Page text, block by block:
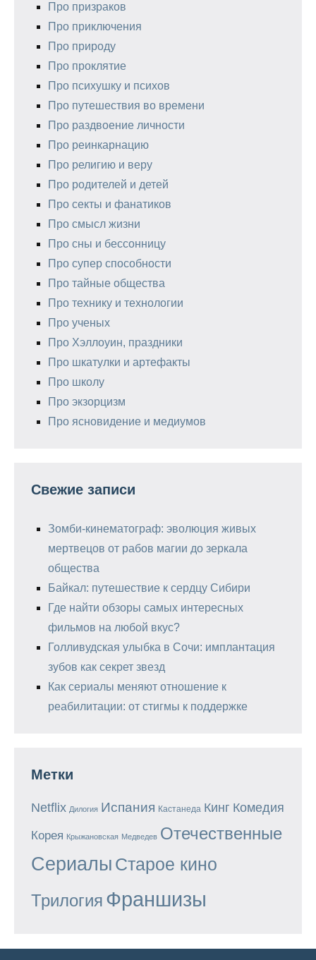
Про призраков
Про приключения
Про природу
Про проклятие
Про психушку и психов
Про путешествия во времени
Про раздвоение личности
Про реинкарнацию
Про религию и веру
Про родителей и детей
Про секты и фанатиков
Про смысл жизни
Про сны и бессонницу
Про супер способности
Про тайные общества
Про технику и технологии
Про ученых
Про Хэллоуин, праздники
Про шкатулки и артефакты
Про школу
Про экзорцизм
Про ясновидение и медиумов
Свежие записи
Зомби-кинематограф: эволюция живых
мертвецов от рабов магии до зеркала
общества
Байкал: путешествие к сердцу Сибири
Где найти обзоры самых интересных
фильмов на любой вкус?
Голливудская улыбка в Сочи: имплантация
зубов как секрет звезд
Как сериалы меняют отношение к
реабилитации: от стигмы к поддержке
Метки
Netflix Дилогия Испания Кастанеда Кинг Комедия
Корея Крыжановская Медведев Отечественные
Сериалы Старое кино
Трилогия Франшизы